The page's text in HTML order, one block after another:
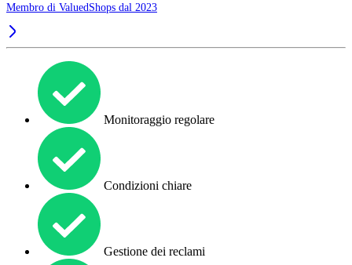
Membro di ValuedShops dal 2023
Monitoraggio regolare
Condizioni chiare
Gestione dei reclami